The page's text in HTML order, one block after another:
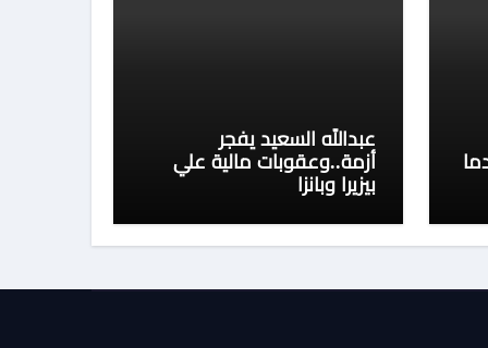
عبدالله السعيد يفجر
أزمة..وعقوبات مالية علي
بيزيرا وبانزا